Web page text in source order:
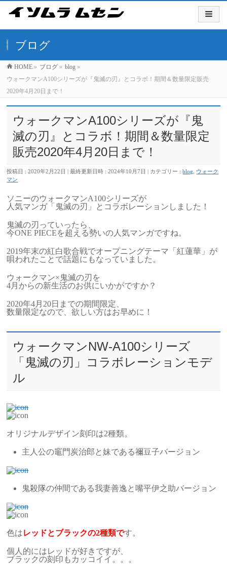
ブログ
HOME » ブログ » blog »
ウォークマンA100シリーズが『鬼滅の刃』とコラボ！期間＆数量限定販売
2020年4月20日まで！
ウォークマンA100シリーズが『鬼
滅の刃』とコラボ！期間＆数量限定
販売2020年4月20日まで！
投稿日 : 2020年2月22日 最終更新日時 : 2024年10月7日 カテゴリー :blog
ウォーク
マン
ソニーのウォークマンA100シリーズが
人気マンガ「鬼滅の刃」とコラボレーションしました！
鬼滅の刃っていったら、
今ONE PIECEを超える勢いの人気マンガですね。
2019年末の紅白歌合戦でオープニングテーマ「紅蓮華」が
唄われたことで話題にもなっていました。
ウォークマン×鬼滅の刃を
4月からの新生活のお供にいかがですか？
2020年4月20日までの期間限定、
数量限定なので、欲しい方はお早めに！
ウォークマンNW-A100シリーズ
「鬼滅の刃」コラボレーションモデ
ル
オリジナルデザイン刻印は2種類。
主人公の竈門炭治郎と妹である禰豆子バージョン
鬼殺隊の仲間である我妻善逸と嘴平伊之助バージョン
色はレッドとブラックの2種類です。
個人的にはレッドが好きですが、
ブラックの刻印もカッコイイ。。。